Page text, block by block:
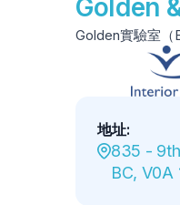
Golden
Golden實驗室（
地址:
835 -
BC, V0A